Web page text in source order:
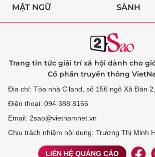
MẬT NGỮ SÀNH
Trang tin tức giải trí xã hội dành cho
Cổ phần truyền thông
Địa chỉ: Tòa nhà C’land, số 156 ngõ Xã Đàn
Điện thoại: 094 388 8166
Email: 2sao@vietnamnet.vn
Chịu trách nhiệm nội dung: Trương Thị Minh
LIÊN HỆ QUẢNG CÁO